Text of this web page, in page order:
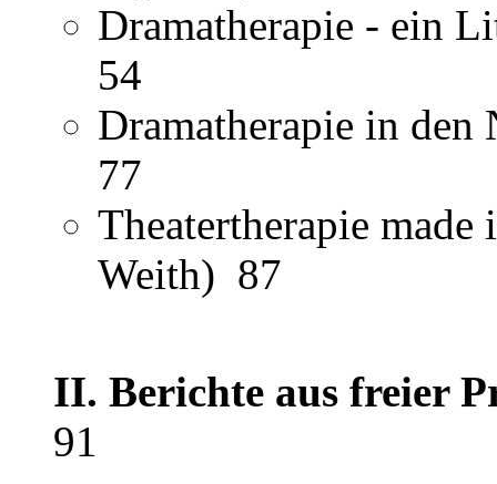
Dramatherapie - ein
54
Dramatherapie in den
77
Theatertherapie
Weith) 87
II. Berichte aus freier
91